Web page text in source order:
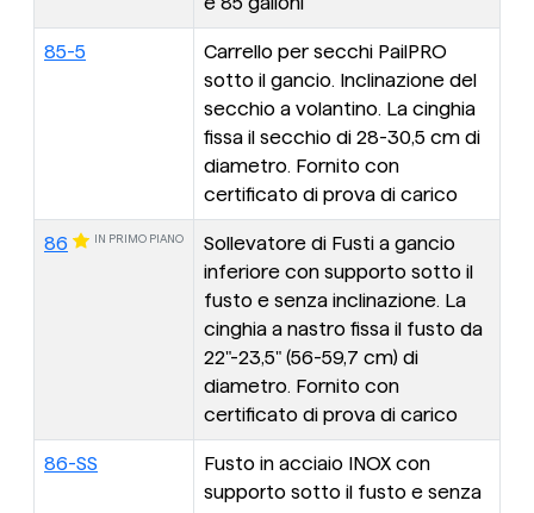
85-5
Carrello per secchi PailPRO
sotto il gancio. Inclinazione del
secchio a volantino. La cinghia
fissa il secchio di 28-30,5 cm di
diametro. Fornito con
certificato di prova di carico
86 IN PRIMO PIANO
Sollevatore di Fusti a gancio
inferiore con supporto sotto il
fusto e senza inclinazione. La
cinghia a nastro fissa il fusto da
22"-23,5" (56-59,7 cm) di
diametro. Fornito con
certificato di prova di carico
86-SS
Fusto in acciaio INOX con
supporto sotto il fusto e senza